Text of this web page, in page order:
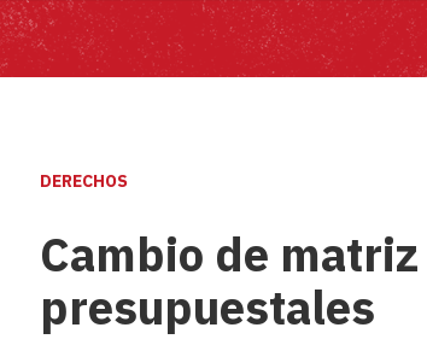
DERECHOS
Cambio de
presupuestales